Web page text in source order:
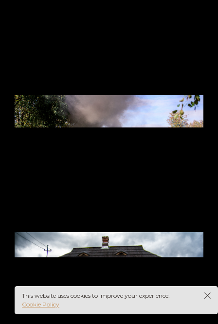
This website uses cookies to improve your experience.
Cookie Policy